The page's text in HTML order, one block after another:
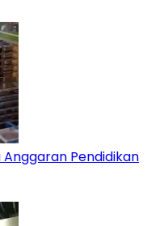
Anggaran Pendidikan